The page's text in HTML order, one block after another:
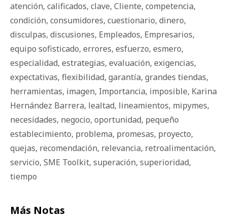
atención, calificados, clave, Cliente, competencia,
condición, consumidores, cuestionario, dinero,
disculpas, discusiones, Empleados, Empresarios,
equipo sofisticado, errores, esfuerzo, esmero,
especialidad, estrategias, evaluación, exigencias,
expectativas, fle­xi­bi­li­dad, garantía, grandes tiendas,
herramientas, imagen, Importancia, imposible, Karina
Hernández Barrera, lealtad, lineamientos, mipymes,
necesidades, negocio, oportunidad, pequeño
establecimiento, problema, promesas, proyecto,
quejas, recomendación, relevancia, retroalimentación,
servicio, SME Toolkit, superación, superioridad,
tiempo
Más Notas